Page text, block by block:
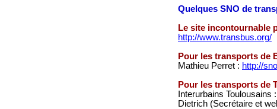
Quelques SNO de
Le site incontournable
http://www.transbus.org/
Pour les transports de
Mathieu Perret : http://
Pour les transports de
Interurbains Toulousains
Dietrich (Secrétaire et